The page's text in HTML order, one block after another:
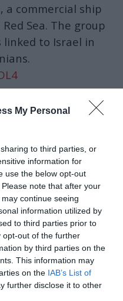
My Personal
to third parties, or
information for
use the below opt-out
note that after your
continue seeing
information utilized by
to third parties prior to
opt-out of the further
by third parties on the
This information may
on the IAB’s List of
further disclose it to other
a commercial ship
Sea. The group
linked to Israel in
ladje v
in ciljati tovorne
po začetku
in prav zaradi
Palestinci.
kot100ladij in
le ladje,
blokira,strada